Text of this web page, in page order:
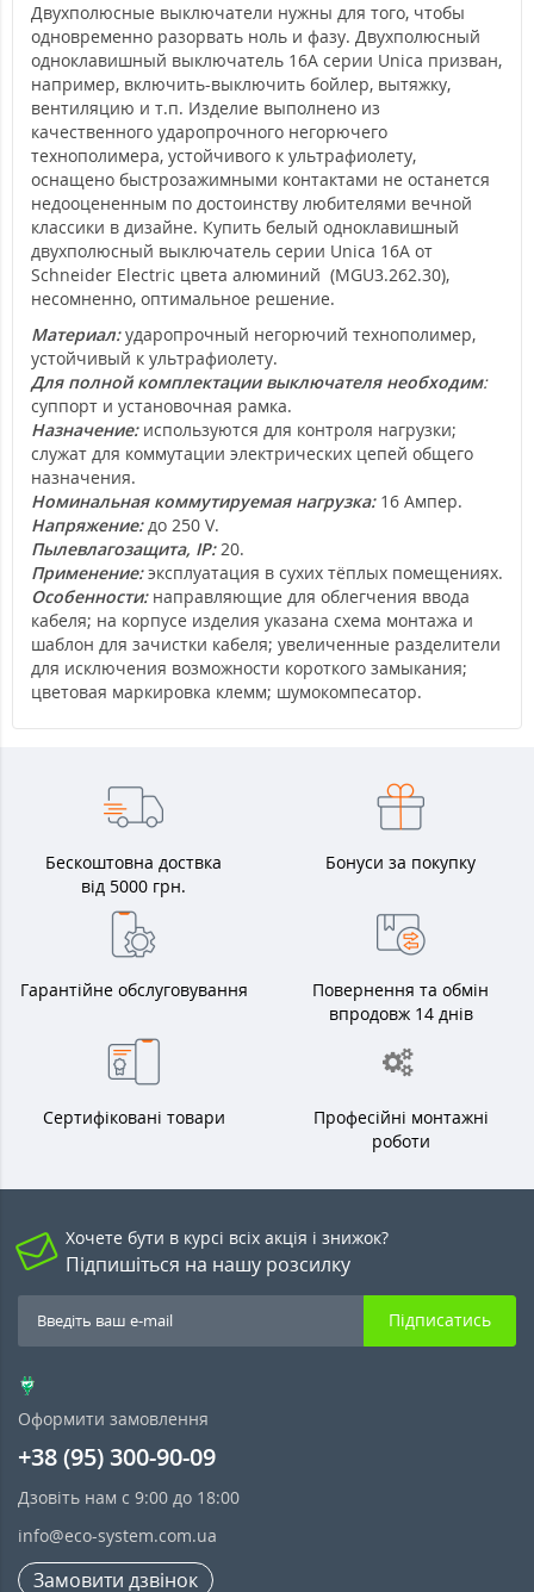
Двухполюсные выключатели нужны для того, чтобы
одновременно разорвать ноль и фазу. Двухполюсный
одноклавишный выключатель 16A серии Unica призван,
например, включить-выключить бойлер, вытяжку,
вентиляцию и т.п. Изделие выполнено из
качественного ударопрочного негорючего
технополимера, устойчивого к ультрафиолету,
оснащено быстрозажимными контактами не останется
недооцененным по достоинству любителями вечной
классики в дизайне. Купить белый одноклавишный
двухполюсный выключатель серии Unica 16А от
Schneider Electric цвета алюминий (MGU3.262.30),
несомненно, оптимальное решение.
Материал:ударопрочный негорючий технополимер,
устойчивый к ультрафиолету.
Для полной комплектации выключателя необходим:
суппорт и установочная рамка.
Назначение:используются для контроля нагрузки;
служат для коммутации электрических цепей общего
назначения.
Номинальная коммутируемая нагрузка:16 Ампер.
Напряжение:до 250 V.
Пылевлагозащита, IP:20.
Применение:эксплуатация в сухих тёплых помещениях.
Особенности: направляющие для облегчения ввода
кабеля; на корпусе изделия указана схема монтажа и
шаблон для зачистки кабеля; увеличенные разделители
для исключения возможности короткого замыкания;
цветовая маркировка клемм; шумокомпесатор.
Бескоштовна доствка
від 5000 грн.
Бонуси за покупку
Гарантійне обслуговування
Повернення та обмін
впродовж 14 днів
Сертифіковані товари
Професійні монтажні
роботи
Хочете бути в курсі всіх акція і знижок?
Підпишіться на нашу розсилку
Підписатись
Оформити замовлення
+38 (95) 300-90-09
Дзовіть нам с 9:00 до 18:00
info@eco-system.com.ua
Замовити дзвінок